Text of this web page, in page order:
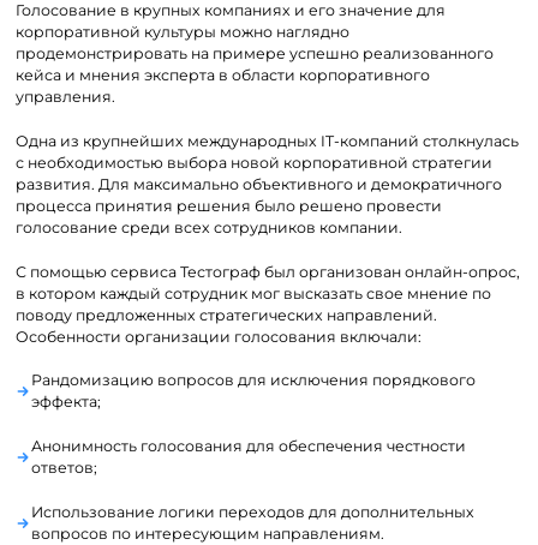
Голосование в крупных компаниях и его значение для
корпоративной культуры можно наглядно
продемонстрировать на примере успешно реализованного
кейса и мнения эксперта в области корпоративного
управления.
Одна из крупнейших международных IT-компаний столкнулась
с необходимостью выбора новой корпоративной стратегии
развития. Для максимально объективного и демократичного
процесса принятия решения было решено провести
голосование среди всех сотрудников компании.
С помощью сервиса Тестограф был организован онлайн-опрос,
в котором каждый сотрудник мог высказать свое мнение по
поводу предложенных стратегических направлений.
Особенности организации голосования включали:
Рандомизацию вопросов для исключения порядкового
эффекта;
Анонимность голосования для обеспечения честности
ответов;
Использование логики переходов для дополнительных
вопросов по интересующим направлениям.